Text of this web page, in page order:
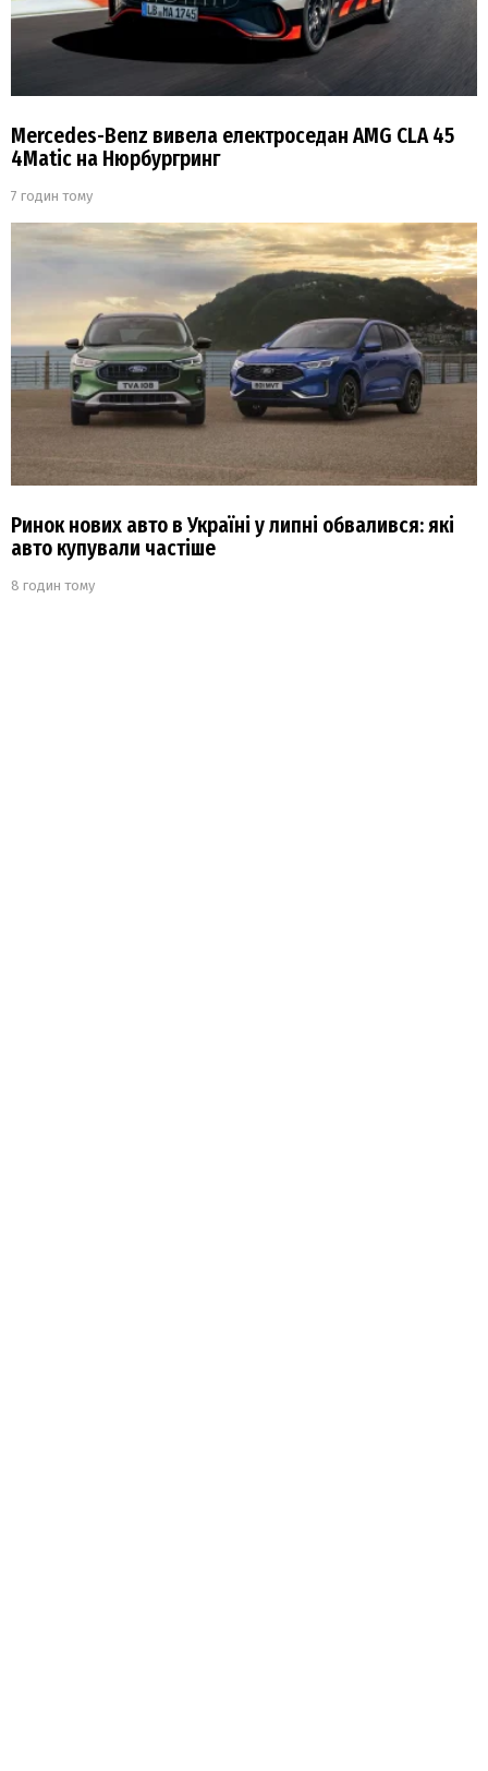
Mercedes-Benz вивела електроседан AMG CLA 45
4Matic на Нюрбургринг
7 годин тому
Ринок нових авто в Україні у липні обвалився: які
авто купували частіше
8 годин тому